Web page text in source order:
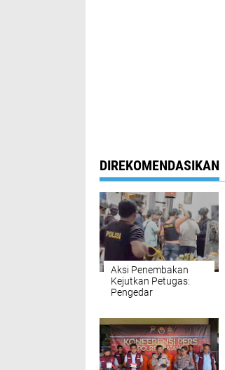
DIREKOMENDASIKAN
Aksi Penembakan
Kejutkan Petugas:
Pengedar
Saat Digerebek